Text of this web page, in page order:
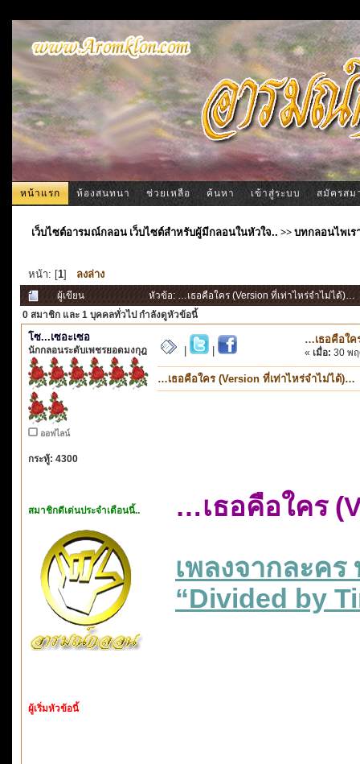
หน้าแรก ห้องสนทนา ช่วยเหลือ ค้นหา เข้าสู่ระบบ สมัครสม
เว็บไซต์อารมณ์กลอน เว็บไซต์สำหรับผู้มีกลอนในหัวใจ.. >>บทกลอนไพเร
หน้า: [1] ลงล่าง
ผู้เขียน
หัวข้อ: …เธอคือใคร (Version ที่เท่าไหร่จำไม่ได้)…
0 สมาชิก และ 1 บุคคลทั่วไป กำลังดูหัวข้อนี้
โซ...เซอะเซอ
นักกลอนระดับเพชรยอดมงกุฎ
ออฟไลน์
กระทู้: 4300
สมาชิกดีเด่นประจำเดือนนี้..
ผู้เริ่มหัวข้อนี้
…เธอคือใค
« เมื่อ: 30 พ
…เธอคือใคร (Version ที่เท่าไหร่จำไม่ได้)…
…เธอคือใคร
เพลงจากละคร
“Divided by